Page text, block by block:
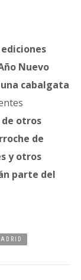
Nuevo
cabalgata
otros
de
y otros
parte del